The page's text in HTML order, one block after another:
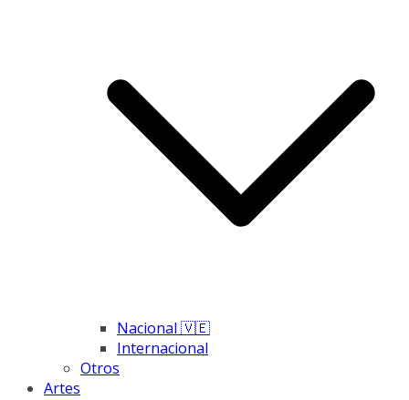
Nacional 🇻🇪
Internacional
Otros
Artes